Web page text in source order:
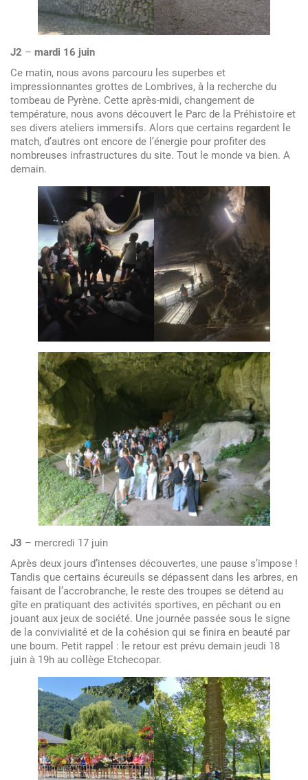
J2 – mardi 16 juin
Ce matin, nous avons parcouru les superbes et
impressionnantes grottes de Lombrives, à la recherche du
tombeau de Pyrène. Cette après-midi, changement de
température, nous avons découvert le Parc de la Préhistoire et
ses divers ateliers immersifs. Alors que certains regardent le
match, d’autres ont encore de l’énergie pour profiter des
nombreuses infrastructures du site. Tout le monde va bien. A
demain.
J3 – mercredi 17 juin
Après deux jours d’intenses découvertes, une pause s’impose !
Tandis que certains écureuils se dépassent dans les arbres, en
faisant de l’accrobranche, le reste des troupes se détend au
gîte en pratiquant des activités sportives, en pêchant ou en
jouant aux jeux de société. Une journée passée sous le signe
de la convivialité et de la cohésion qui se finira en beauté par
une boum. Petit rappel : le retour est prévu demain jeudi 18
juin à 19h au collège Etchecopar.